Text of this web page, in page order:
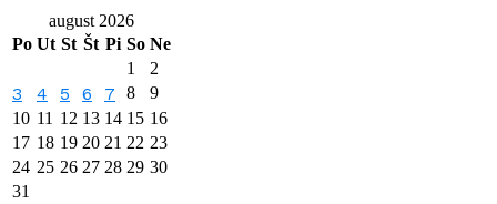
august 2026
Po Ut St Št Pi So Ne
1
2
3 4 5 6 7 8
9
10 11 12 13 14 15 16
17 18 19 20 21 22 23
24 25 26 27 28 29 30
31